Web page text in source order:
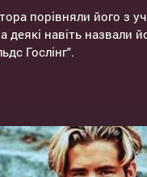
порівняли його з
деякі навіть назвали
Гослінг".